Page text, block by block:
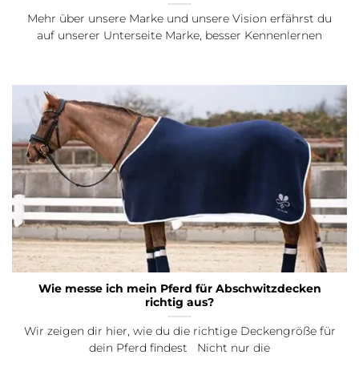
Mehr über unsere Marke und unsere Vision erfährst du
auf unserer Unterseite Marke, besser Kennenlernen
Wie messe ich mein Pferd für Abschwitzdecken
richtig aus?
Wir zeigen dir hier, wie du die richtige Deckengröße für
dein Pferd findest Nicht nur die